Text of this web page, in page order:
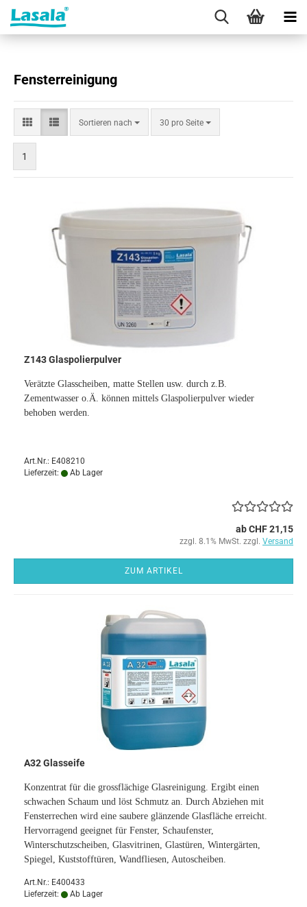
Fensterreinigung
Sortieren nach
Sortieren
nach
30 pro Seite
pro Seite
1
Z143 Glaspolierpulver
Verätzte Glasscheiben, matte Stellen usw. durch z.B.
Zementwasser o.Ä. können mittels Glaspolierpulver wieder
behoben werden.
Art.Nr.: E408210
Lieferzeit:
Ab Lager
ab CHF 21,15
zzgl. 8.1% MwSt. zzgl. Versand
ZUM ARTIKEL
A32 Glasseife
Konzentrat für die grossflächige Glasreinigung. Ergibt einen
schwachen Schaum und löst Schmutz an. Durch Abziehen mit
Fensterrechen wird eine saubere glänzende Glasfläche erreicht.
Hervorragend geeignet für Fenster, Schaufenster,
Winterschutzscheiben, Glasvitrinen, Glastüren, Wintergärten,
Spiegel, Kuststofftüren, Wandfliesen, Autoscheiben.
Art.Nr.: E400433
Lieferzeit:
Ab Lager